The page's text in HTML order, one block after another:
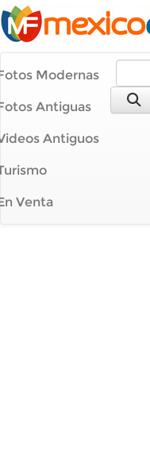
Modernas
Antiguas
Antiguos
Venta